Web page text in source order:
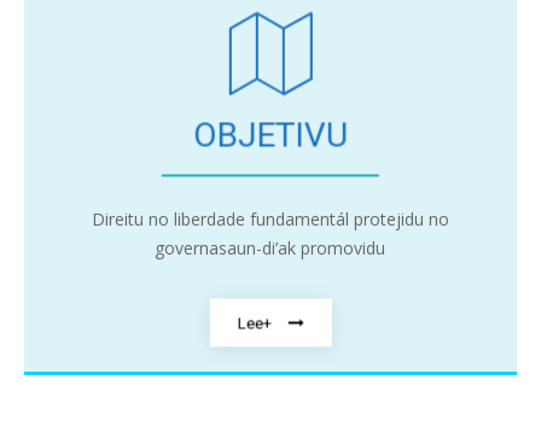
OBJETIVU
Direitu no liberdade fundamentál protejidu no
governasaun-di’ak promovidu
Lee+